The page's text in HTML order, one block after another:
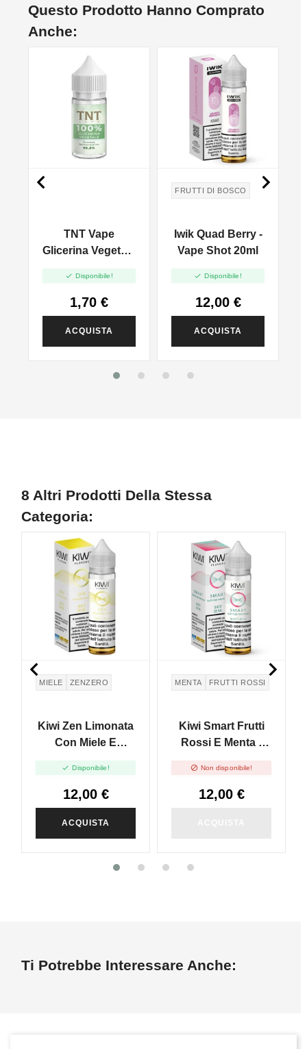
Questo Prodotto Hanno Comprato
Anche:
TNT Vape
Glicerina Vegetale
 Disponibile!
1,70 €
ACQUISTA
FRUTTI DI BOSCO
Iwik Quad Berry -
Vape Shot 20ml
 Disponibile!
12,00 €
ACQUISTA
 
8 Altri Prodotti Della Stessa
Categoria:
MIELE ZENZERO
Kiwi Zen Limonata
Con Miele E
Shot 20ml
 Disponibile!
12,00 €
ACQUISTA
MENTA FRUTTI ROSSI
Kiwi Smart Frutti
Rossi E Menta -
 Non disponibile!
12,00 €
NON DISPONIBILE
 
Ti Potrebbe Interessare Anche: